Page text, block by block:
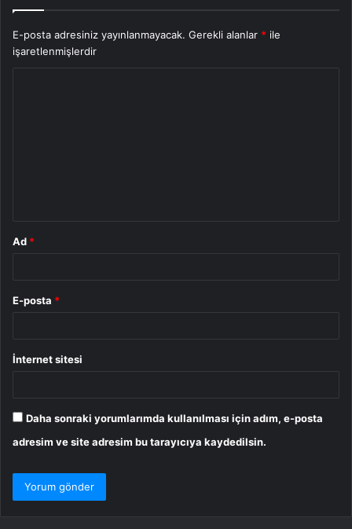
E-posta adresiniz yayınlanmayacak. Gerekli alanlar * ile
işaretlenmişlerdir
Ad *
E-posta *
İnternet sitesi
Daha sonraki yorumlarımda kullanılması için adım, e-posta
adresim ve site adresim bu tarayıcıya kaydedilsin.